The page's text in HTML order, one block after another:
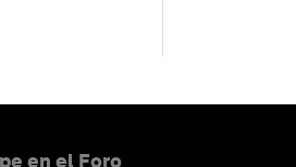
en el Foro